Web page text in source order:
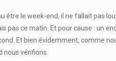
être le week-end, il ne fallait pas
pas ce matin. Et pour cause : un
Et bien évidemment, comme
nous vérifions.